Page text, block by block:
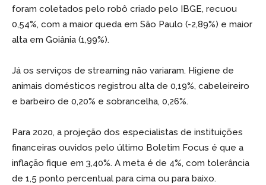
foram coletados pelo robô criado pelo IBGE, recuou
0,54%, com a maior queda em São Paulo (-2,89%) e maior
alta em Goiânia (1,99%).
Já os serviços de streaming não variaram. Higiene de
animais domésticos registrou alta de 0,19%, cabeleireiro
e barbeiro de 0,20% e sobrancelha, 0,26%.
Para 2020, a projeção dos especialistas de instituições
financeiras ouvidos pelo último Boletim Focus é que a
inflação fique em 3,40%. A meta é de 4%, com tolerância
de 1,5 ponto percentual para cima ou para baixo.